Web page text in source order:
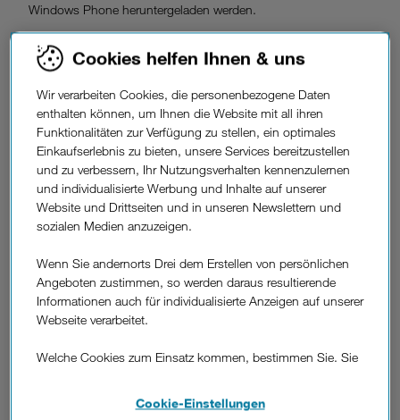
Windows Phone heruntergeladen werden.
neueste WhatsApp-Version über die Verlinkung herunter.
öffnen Sie die heruntergeladene WhatsApp-Anwendung.
Folgen Sie den Anweisungen auf dem Bildschirm um
WhatsApp zu installieren.
Whatsapp herunterladen Download-Link
iPhone im Appstore
So ändern Sie Ihren Status
bei WhatsApp.
Ihr WhatsApp Status wird Ihren Freunden angezeigt. Sie
Cookies helfen Ihnen & uns
Wir verarbeiten Cookies, die personenbezogene Daten
enthalten können, um Ihnen die Website mit all ihren
Funktionalitäten zur Verfügung zu stellen, ein optimales
Einkaufserlebnis zu bieten, unsere Services bereitzustellen
und zu verbessern, Ihr Nutzungsverhalten kennenzulernen
und individualisierte Werbung und Inhalte auf unserer
Website und Drittseiten und in unseren Newslettern und
sozialen Medien anzuzeigen.
Wenn Sie andernorts Drei dem Erstellen von persönlichen
Angeboten zustimmen, so werden daraus resultierende
Informationen auch für individualisierte Anzeigen auf unserer
Webseite verarbeitet.
Welche Cookies zum Einsatz kommen, bestimmen Sie. Sie
Cookie-Einstellungen